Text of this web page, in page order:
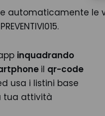
automaticamente le
inquadrando
il qr-code
usa i listini base
tua attività